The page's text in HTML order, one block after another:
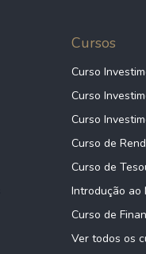
Cursos
Curso
Curso
Curso
Curso de
Curso de
Introdução ao
Curso de
Ver todos os